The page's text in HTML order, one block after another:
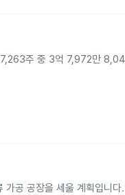
주 중 3억 7,972만
공 공장을 세울 계획입니